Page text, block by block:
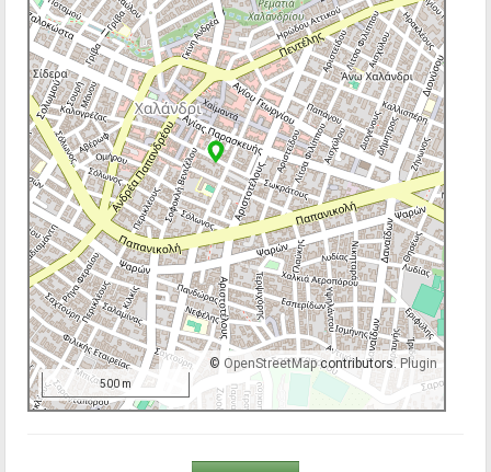
© OpenStreetMapcontributors. Plugin
500 m